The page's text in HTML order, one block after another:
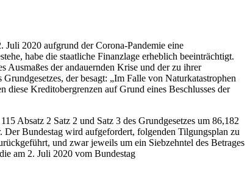
Juli 2020 aufgrund der Corona-Pandemie eine
habe die staatliche Finanzlage erheblich beeinträchtigt.
der andauernden Krise und der zu ihrer
der besagt: „Im Falle von Naturkatastrophen
diese Kreditobergrenzen auf Grund eines Beschlusses der
Absatz 2 Satz 2 und Satz 3 des Grundgesetzes um 86,182
Bundestag wird aufgefordert, folgenden Tilgungsplan zu
und zwar jeweils um ein Siebzehntel des Betrages
am 2. Juli 2020 vom Bundestag